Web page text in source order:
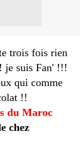
trois fois rien
je suis Fan' !!!
qui comme
!!
du Maroc
chez